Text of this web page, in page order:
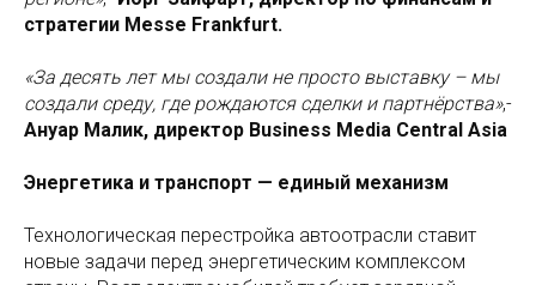
стратегии Messe Frankfurt.
«За десять лет мы создали не просто выставку – мы
создали среду, где рождаются сделки и партнёрства»,-
Ануар Малик, директор Business Media Central Asia
Энергетика и транспорт — единый механизм
Технологическая перестройка автоотрасли ставит
новые задачи перед энергетическим комплексом